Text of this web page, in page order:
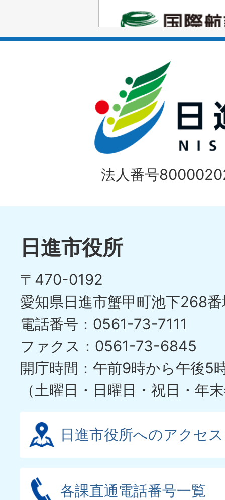
ラ
枚
ス
ラ
イ
ド
1
枚
目
の
イ
目
の
ス
ラ
イ
ド
法人番号
日進市役所
〒470-0192
愛知県日進市蟹甲町池下268
電話番号：0561-73-7111
ファクス：0561-73-6845
開庁時間：午前9時から午後5
（土曜日・日曜日・祝日・年
日進市役所へのアクセス
各課直通電話番号一覧